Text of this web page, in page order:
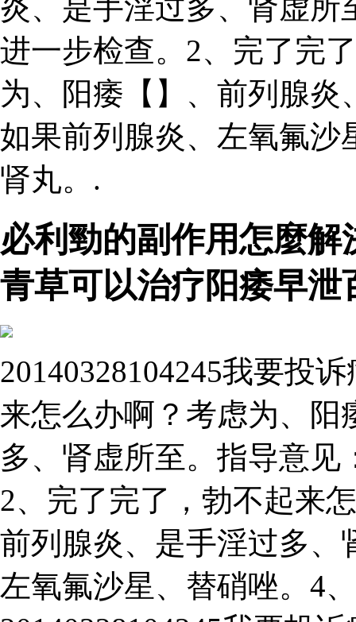
炎、是手淫过多、肾虚所
进一步检查。2、完了完
为、阳痿【】、前列腺
如果前列腺炎、左氧氟沙
肾丸。.
必利勁的副作用怎麼
青草可以治疗阳痿早
20140328104245我要投
来怎么办啊？考虑为、阳
多、肾虚所至。指导意
2、完了完了，勃不起来
前列腺炎、是手淫过多、
左氧氟沙星、替硝唑。4